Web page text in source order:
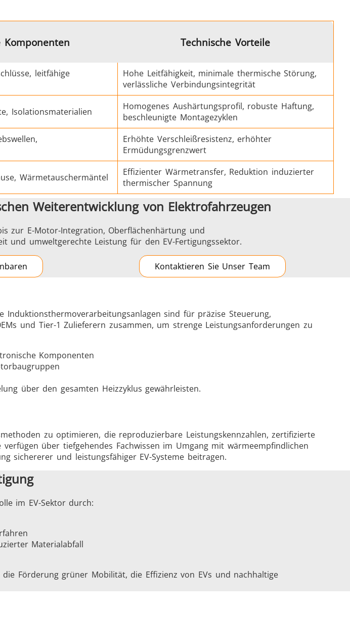
Luft- und Raumfahrt
Rechenzentren & KI Rohr- und Leitungsproduktion
Komponenten Technische Vorteile
leitfähige
Hohe Leitfähigkeit, minimale thermische Störung,
verlässliche Verbindungsintegrität
Isolationsmaterialien
Homogenes Aushärtungsprofil, robuste Haftung,
beschleunigte Montagezyklen
Erhöhte Verschleißresistenz, erhöhter
Ermüdungsgrenzwert
Wärmetauschermäntel
Effizienter Wärmetransfer, Reduktion induzierter
thermischer Spannung
Weiterentwicklung von Elektrofahrzeugen
zur E-Motor-Integration, Oberflächenhärtung und
und umweltgerechte Leistung für den EV-Fertigungssektor.
Kontaktieren Sie Unser Team
Induktionsthermoverarbeitungsanlagen sind für präzise Steuerung,
und Tier-1 Zulieferern zusammen, um strenge Leistungsanforderungen zu
Komponenten
über den gesamten Heizzyklus gewährleisten.
zu optimieren, die reproduzierbare Leistungskennzahlen, zertifizierte
über tiefgehendes Fachwissen im Umgang mit wärmeempfindlichen
sichererer und leistungsfähiger EV-Systeme beitragen.
im EV-Sektor durch:
Materialabfall
Förderung grüner Mobilität, die Effizienz von EVs und nachhaltige